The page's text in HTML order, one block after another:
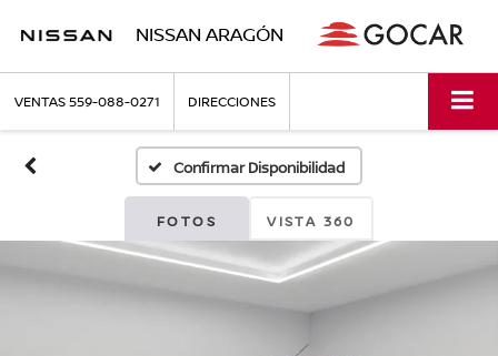
NISSAN ARAGÓN
VENTAS559-088-0271 DIRECCIONES
Confirmar Disponibilidad
FOTOS VISTA 360